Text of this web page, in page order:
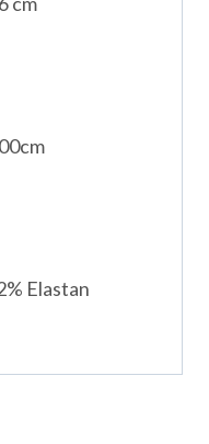
Elastan